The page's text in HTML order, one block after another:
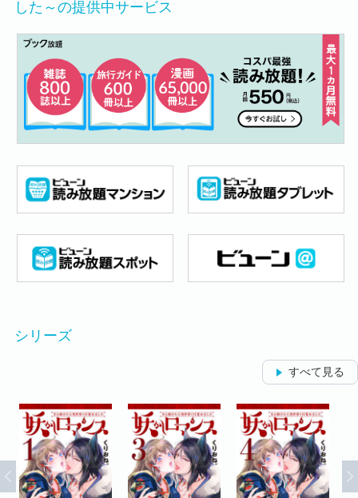
した～の提供中サービス
シリーズ
すべて見る